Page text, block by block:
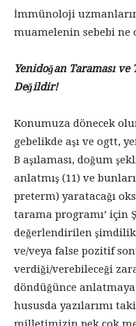
İmmünoloji
muamelenin sebebi ne
Yenidoğan Taraması ve
Değildir!
Konumuza dönecek
gebelikde aşı ve ogtt,
B aşılaması, doğum
anlatmış (11) ve
preterm) yaratacağı
tarama programı’ için
değerlendirilen
ve/veya false pozitif
verdiği/verebileceği
döndüğünce anlatmaya
hususda yazılarımı